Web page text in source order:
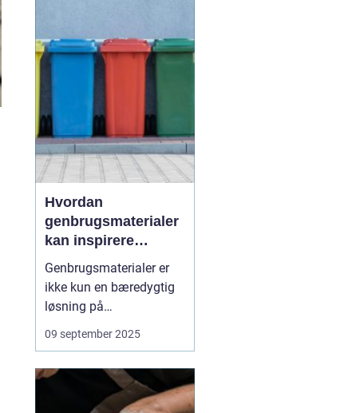
detaljer, steder du måske
overser, eller si...
Hvordan
genbrugsmaterialer
kan inspirere
kreativitet
Genbrugsmaterialer er
ikke kun en bæredygtig
løsning på
affaldsproblemet, de kan
også være en kilde til
gamle glas, stofrester
eller papkasser med nye
09 september 2025